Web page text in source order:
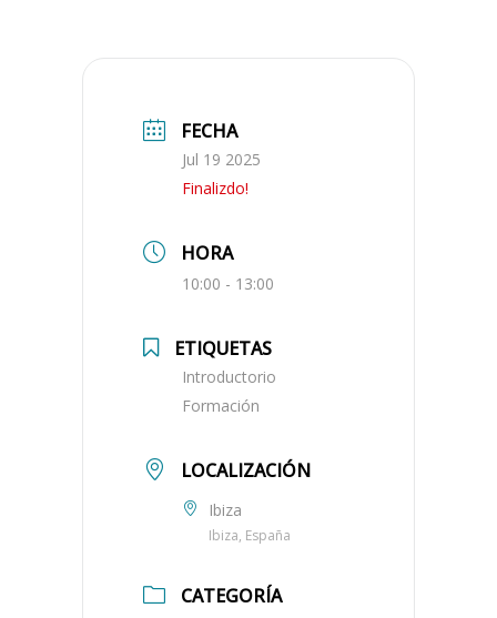
FECHA
Jul 19 2025
Finalizdo!
HORA
10:00 - 13:00
ETIQUETAS
Introductorio
Formación
LOCALIZACIÓN
Ibiza
Ibiza, España
CATEGORÍA